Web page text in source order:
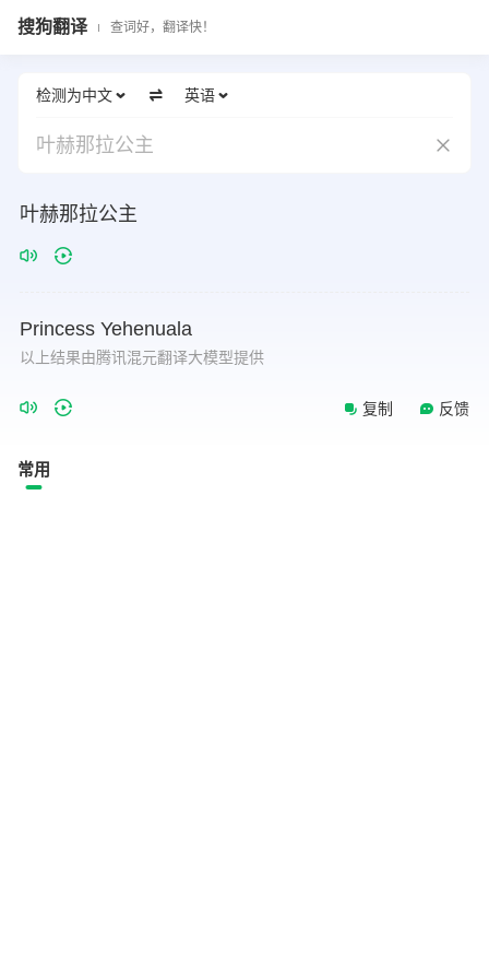
搜狗翻译 查词好，翻译快！
检测为中文 英语
叶赫那拉公主
叶赫那拉公主
Princess Yehenuala
以上结果由腾讯混元翻译大模型提供
复制 反馈
常用